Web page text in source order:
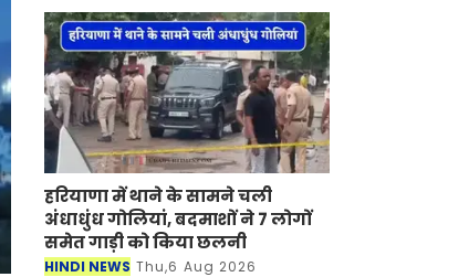
बारिश
हरियाणा में थाने के सामने चली
अंधाधुंध गोलियां, बदमाशों ने 7 लोगों
समेत गाड़ी को किया छलनी
HINDI NEWS Thu,6 Aug 2026